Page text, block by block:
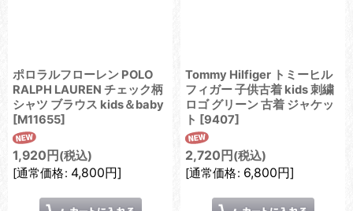
ポロラルフローレン POLO
RALPH LAUREN チェック柄
シャツ ブラウス kids＆baby
[M11655]
1,920 円 (税込)
[通常価格: 4,800円]
Tommy Hilfiger トミーヒル
フィガー 子供古着 kids 刺繍
ロゴ グリーン 古着 ジャケッ
ト [9407]
2,720 円 (税込)
[通常価格: 6,800円]